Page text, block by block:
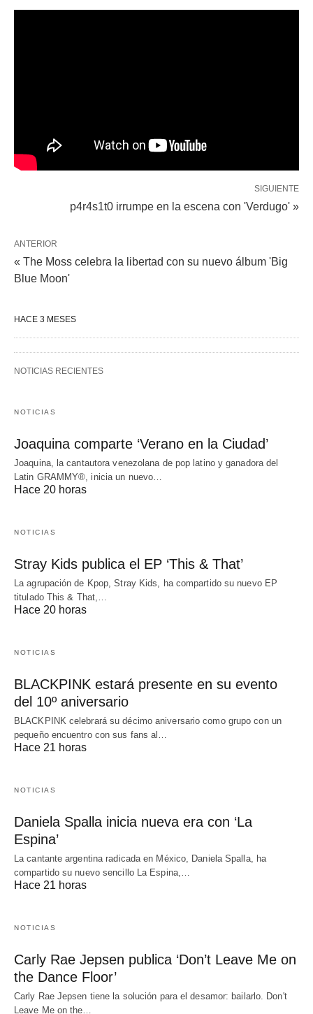
SIGUIENTE
p4r4s1t0 irrumpe en la escena con 'Verdugo' »
ANTERIOR
« The Moss celebra la libertad con su nuevo álbum 'Big
Blue Moon'
HACE 3 MESES
NOTICIAS RECIENTES
NOTICIAS
Joaquina comparte ‘Verano en la Ciudad’
Joaquina, la cantautora venezolana de pop latino y ganadora del
Latin GRAMMY®, inicia un nuevo…
Hace 20 horas
NOTICIAS
Stray Kids publica el EP ‘This & That’
La agrupación de Kpop, Stray Kids, ha compartido su nuevo EP
titulado This & That,…
Hace 20 horas
NOTICIAS
BLACKPINK estará presente en su evento
del 10º aniversario
BLACKPINK celebrará su décimo aniversario como grupo con un
pequeño encuentro con sus fans al…
Hace 21 horas
NOTICIAS
Daniela Spalla inicia nueva era con ‘La
Espina’
La cantante argentina radicada en México, Daniela Spalla, ha
compartido su nuevo sencillo La Espina,…
Hace 21 horas
NOTICIAS
Carly Rae Jepsen publica ‘Don’t Leave Me on
the Dance Floor’
Carly Rae Jepsen tiene la solución para el desamor: bailarlo. Don't
Leave Me on the…